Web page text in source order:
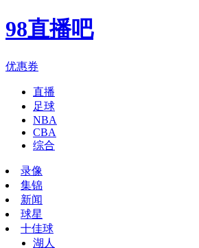
98直播吧
优惠券
直播
足球
NBA
CBA
综合
录像
集锦
新闻
球星
十佳球
湖人